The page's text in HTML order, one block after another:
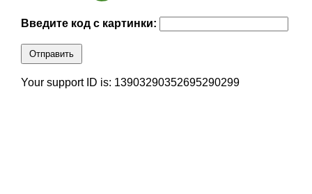
Введите код с картинки:
Отправить
Your support ID is: 13903290352695290299